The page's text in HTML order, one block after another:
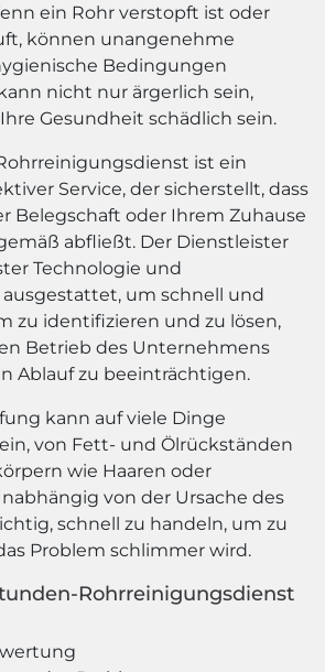
ein Rohr verstopft ist oder
können unangenehme
Bedingungen
nicht nur ärgerlich sein,
Gesundheit schädlich sein.
ist ein
Service, der sicherstellt, dass
Belegschaft oder Ihrem Zuhause
abfließt. Der Dienstleister
Technologie und
um schnell und
zu identifizieren und zu lösen,
Betrieb des Unternehmens
Ablauf zu beeinträchtigen.
kann auf viele Dinge
von Fett- und Ölrückständen
wie Haaren oder
von der Ursache des
schnell zu handeln, um zu
Problem schlimmer wird.
Rohrreinigungsdienst